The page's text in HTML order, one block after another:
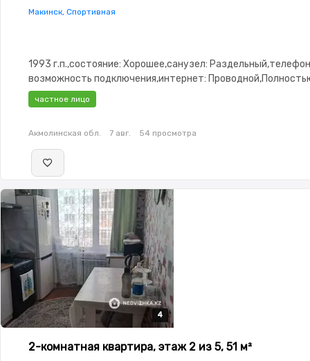
Макинск, Спортивная
1993 г.п.,состояние: Хорошее,санузел:
возможность подключения,интернет:
меблирована,Полностью меблирована,паркинг:
окна,Неугловая,Улучшенная,Комнаты изолированы,Кухня-
двор,Кондиционер
частное лицо
Акмолинская обл. 7 авг. 54 просмотра
4
4
4
4
2-комнатная квартира, этаж 2 из 5, 51 м²